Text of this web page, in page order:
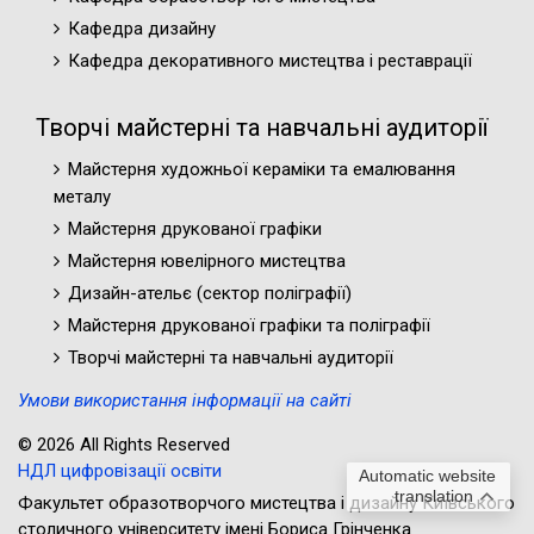
Automatic website
translation
Кафедра дизайну
Кафедра декоративного мистецтва і реставрації
Творчі майстерні та навчальні аудиторії
Майстерня художньої кераміки та емалювання
металу
Майстерня друкованої графіки
Майстерня ювелірного мистецтва
Дизайн-ательє (cектор поліграфії)
Майстерня друкованої графіки та поліграфії
Творчі майстерні та навчальні аудиторії
Умови використання інформації на сайті
© 2026 All Rights Reserved
НДЛ цифровізації освіти
Факультет образотворчого мистецтва і дизайну Київського
столичного університету імені Бориса Грінченка